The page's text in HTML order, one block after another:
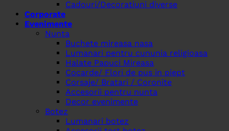
Cadouri/Decoratiuni diverse
Corporate
Evenimente
Nunta
Buchete mireasa nasa
Lumanari pentru cununia religioasa
Halate Papuci Mireasa
Cocarde/ Flori de pus in piept
Corsaje/ Bratari / Coronite
Accesorii pentru nunta
Decor evenimente
Botez
Lumanari botez